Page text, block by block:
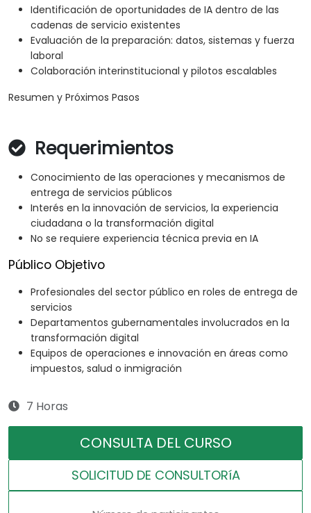
Identificación de oportunidades de IA dentro de las
cadenas de servicio existentes
Evaluación de la preparación: datos, sistemas y fuerza
laboral
Colaboración interinstitucional y pilotos escalables
Resumen y Próximos Pasos
Requerimientos
Conocimiento de las operaciones y mecanismos de
entrega de servicios públicos
Interés en la innovación de servicios, la experiencia
ciudadana o la transformación digital
No se requiere experiencia técnica previa en IA
Público Objetivo
Profesionales del sector público en roles de entrega de
servicios
Departamentos gubernamentales involucrados en la
transformación digital
Equipos de operaciones e innovación en áreas como
impuestos, salud o inmigración
7 Horas
CONSULTA DEL CURSO
SOLICITUD DE CONSULTORíA